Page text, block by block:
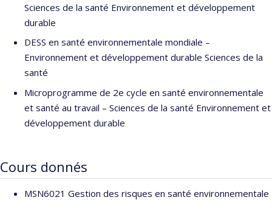
Sciences de la santé Environnement et développement
durable
DESS en santé environnementale mondiale –
Environnement et développement durable Sciences de la
santé
Microprogramme de 2e cycle en santé environnementale
et santé au travail – Sciences de la santé Environnement et
développement durable
Cours donnés
MSN6021 Gestion des risques en santé environnementale